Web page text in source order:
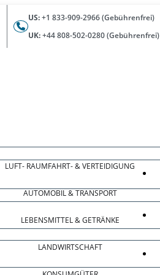
US:+1 833-909-2966 (Gebührenfrei)
UK:+44 808-502-0280 (Gebührenfrei)
LUFT- RAUMFAHRT- & VERTEIDIGUNG
AUTOMOBIL & TRANSPORT
LEBENSMITTEL & GETRÄNKE
LANDWIRTSCHAFT